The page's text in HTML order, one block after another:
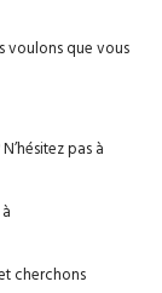
voulons que vous
pas à
cherchons